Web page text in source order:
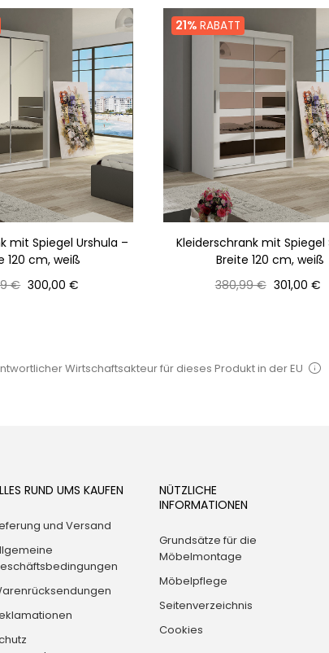
mit Spiegel Urshula –
120 cm, weiß
€ Preis
300,00 €
21% RABATT
Kleiderschrank mit Spiegel
Breite 120 cm, weiß
Normaler
380,99 € Preis
301,00 €
Wirtschaftsakteur für dieses Produkt in der EU
RUND UMS KAUFEN
und Versand
NÜTZLICHE
INFORMATIONEN
Grundsätze für die
Möbelmontage
Möbelpflege
Seitenverzeichnis
Cookies